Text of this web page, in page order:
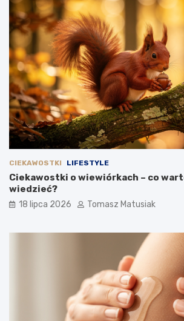
CIEKAWOSTKI LIFESTYLE
Ciekawostki o wiewiórkach – co
wiedzieć?
18 lipca 2026 Tomasz Matusiak